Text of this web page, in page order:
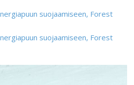
suojaamiseen, Forest
suojaamiseen, Forest